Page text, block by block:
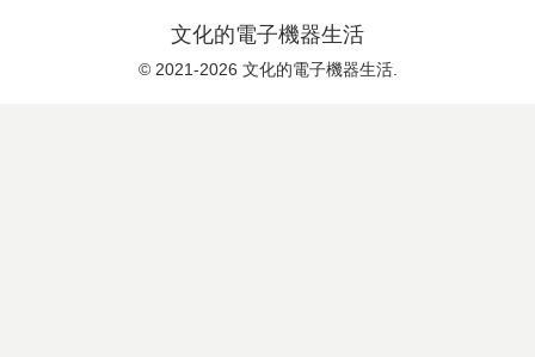
文化的電子機器生活
© 2021-2026 文化的電子機器生活.